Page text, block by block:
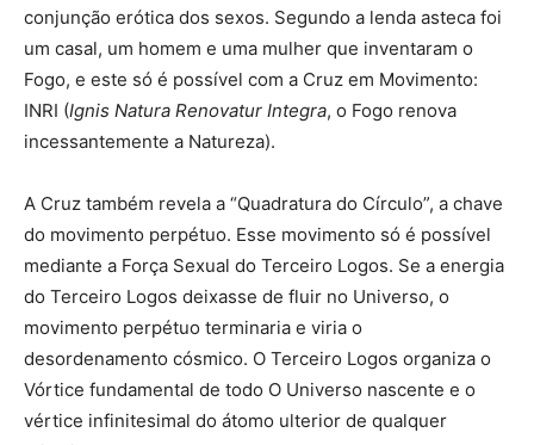
conjunção erótica dos sexos. Segundo a lenda asteca foi
um casal, um homem e uma mulher que inventaram o
Fogo, e este só é possível com a Cruz em Movimento:
INRI (Ignis Natura Renovatur Integra, o Fogo renova
incessantemente a Natureza).
A Cruz também revela a “Quadratura do Círculo”, a chave
do movimento perpétuo. Esse movimento só é possível
mediante a Força Sexual do Terceiro Logos. Se a energia
do Terceiro Logos deixasse de fluir no Universo, o
movimento perpétuo terminaria e viria o
desordenamento cósmico. O Terceiro Logos organiza o
Vórtice fundamental de todo O Universo nascente e o
vértice infinitesimal do átomo ulterior de qualquer